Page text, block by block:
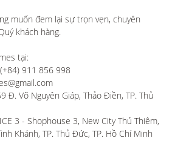
muốn đem lại sự trọn vẹn, chuyên
khách hàng.
tại:
911 856 998
Đ. Võ Nguyên Giáp, Thảo Điền, TP. Thủ
3 - Shophouse 3, New City Thủ Thiêm,
Khánh, TP. Thủ Đức, TP. Hồ Chí Minh